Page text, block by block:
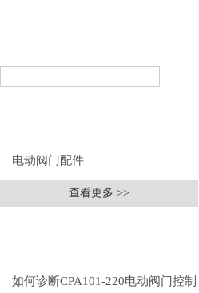
电动阀门配件
查看更多 >>
如何诊断CPA101-220电动阀门控制